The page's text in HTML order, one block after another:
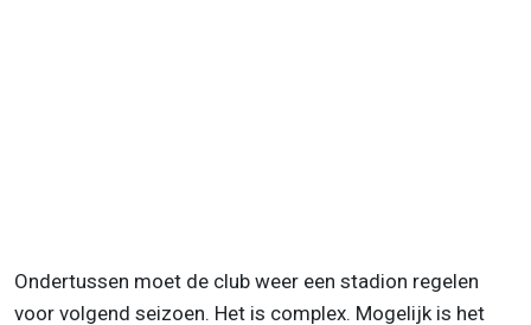
Ondertussen moet de club weer een stadion regelen
voor volgend seizoen. Het is complex. Mogelijk is het